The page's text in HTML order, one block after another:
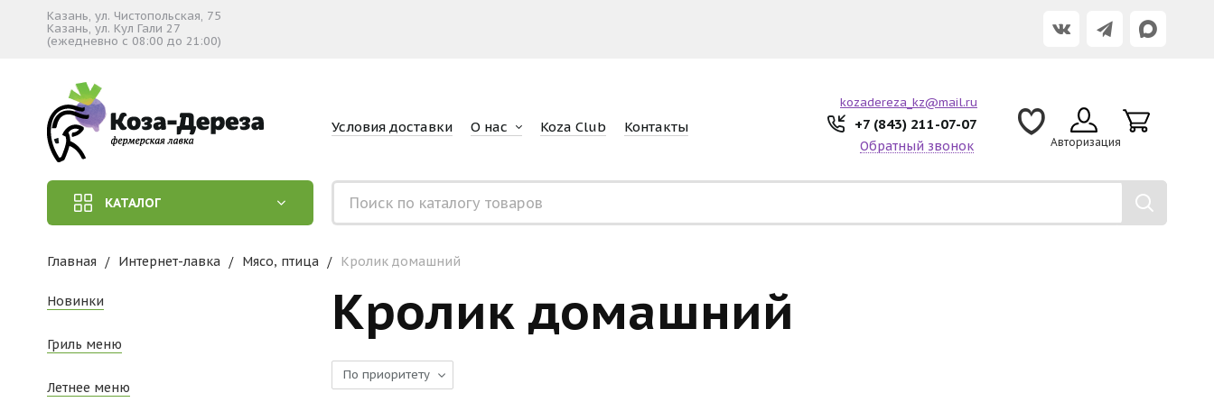
Казань, ул. Чистопольская, 75
Казань, ул. Кул Гали 27
(ежедневно с 08:00 до 21:00)
Условия доставки О нас Koza Club Контакты
kozadereza_kz@mail.ru
+7 (843) 211-07-07
Обратный звонок Авторизация
КАТАЛОГ
Главная Интернет-лавка Мясо, птица Кролик домашний
Новинки
Гриль меню
Летнее меню
Кролик домашний
По приоритету